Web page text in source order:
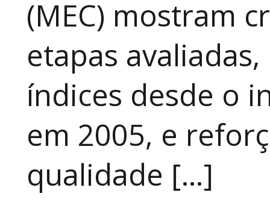
(MEC) mostram
etapas
índices desde o
em 2005, e
qualidade […]